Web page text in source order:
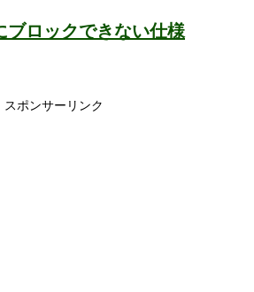
ブロックできない仕様
スポンサーリンク